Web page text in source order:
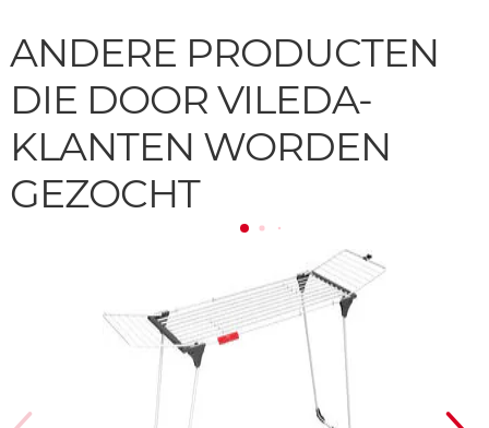
ANDERE PRODUCTEN
DIE DOOR VILEDA-
KLANTEN WORDEN
GEZOCHT